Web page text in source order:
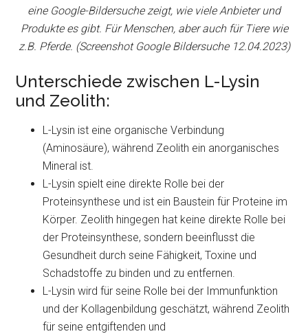
eine Google-Bildersuche zeigt, wie viele Anbieter und
Produkte es gibt. Für Menschen, aber auch für Tiere wie
z.B. Pferde. (Screenshot Google Bildersuche 12.04.2023)
Unterschiede zwischen L-Lysin
und Zeolith:
L-Lysin ist eine organische Verbindung
(Aminosäure), während Zeolith ein anorganisches
Mineral ist.
L-Lysin spielt eine direkte Rolle bei der
Proteinsynthese und ist ein Baustein für Proteine im
Körper. Zeolith hingegen hat keine direkte Rolle bei
der Proteinsynthese, sondern beeinflusst die
Gesundheit durch seine Fähigkeit, Toxine und
Schadstoffe zu binden und zu entfernen.
L-Lysin wird für seine Rolle bei der Immunfunktion
und der Kollagenbildung geschätzt, während Zeolith
für seine entgiftenden und